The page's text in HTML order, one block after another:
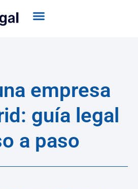
empresa
guía legal
a paso